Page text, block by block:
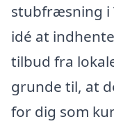
stubfræsning i
idé at
tilbud fra
grunde til, at
for dig som